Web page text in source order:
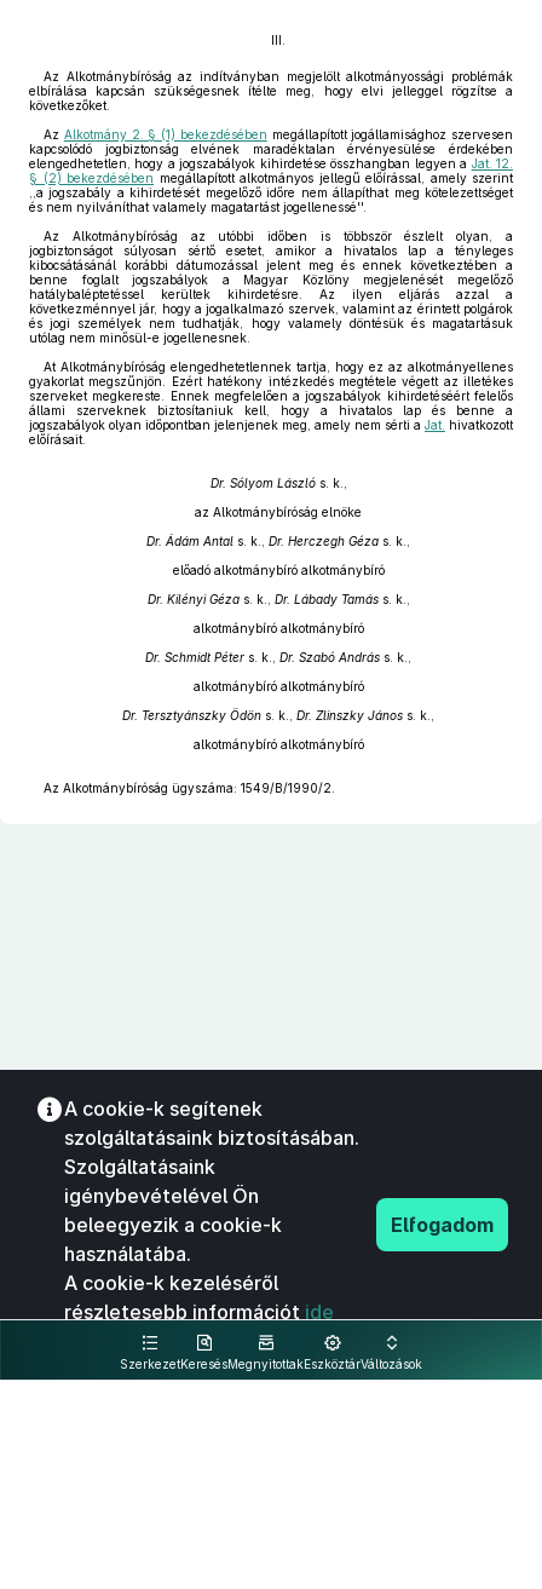
III.
Az Alkotmánybíróság az indítványban megjelölt alkotmányossági problémák
elbírálása kapcsán szükségesnek ítélte meg, hogy elvi jelleggel rögzítse a
következőket.
Az Alkotmány 2. § (1) bekezdésében megállapított jogállamisághoz szervesen
kapcsolódó jogbiztonság elvének maradéktalan érvényesülése érdekében
elengedhetetlen, hogy a jogszabályok kihirdetése összhangban legyen a Jat. 12.
§ (2) bekezdésében megállapított alkotmányos jellegű előírással, amely szerint
,,a jogszabály a kihirdetését megelőző időre nem állapíthat meg kötelezettséget
és nem nyilváníthat valamely magatartást jogellenessé''.
Az Alkotmánybíróság az utóbbi időben is többször észlelt olyan, a
jogbiztonságot súlyosan sértő esetet, amikor a hivatalos lap a tényleges
kibocsátásánál korábbi dátumozással jelent meg és ennek következtében a
benne foglalt jogszabályok a Magyar Közlöny megjelenését megelőző
hatálybaléptetéssel kerültek kihirdetésre. Az ilyen eljárás azzal a
következménnyel jár, hogy a jogalkalmazó szervek, valamint az érintett polgárok
és jogi személyek nem tudhatják, hogy valamely döntésük és magatartásuk
utólag nem minősül-e jogellenesnek.
At Alkotmánybíróság elengedhetetlennek tartja, hogy ez az alkotmányellenes
gyakorlat megszűnjön. Ezért hatékony intézkedés megtétele végett az illetékes
szerveket megkereste. Ennek megfelelően a jogszabályok kihirdetéséért felelős
állami szerveknek biztosítaniuk kell, hogy a hivatalos lap és benne a
jogszabályok olyan időpontban jelenjenek meg, amely nem sérti a Jat. hivatkozott
előírásait.
Dr. Sólyom Lászlós. k.,
az Alkotmánybíróság elnöke
Dr. Ádám Antal s. k., Dr. Herczegh Géza s. k.,
előadó alkotmánybíró alkotmánybíró
Dr. Kilényi Gézas. k., Dr. Lábady Tamáss. k.,
alkotmánybíró alkotmánybíró
Dr. Schmidt Péter s. k., Dr. Szabó András s. k.,
alkotmánybíró alkotmánybíró
Dr. Tersztyánszky Ödön s. k., Dr. Zlinszky János s. k.,
alkotmánybíró alkotmánybíró
Az Alkotmánybíróság ügyszáma: 1549/B/1990/2.
SzerkezetKeresésMegnyitottakEszköztárVáltozások
A cookie-k segítenek
szolgáltatásaink biztosításában.
Szolgáltatásaink
igénybevételével Ön
beleegyezik a cookie-k
használatába.
A cookie-k kezeléséről
részletesebb információt ide
kattintva olvashat.
Elfogadom